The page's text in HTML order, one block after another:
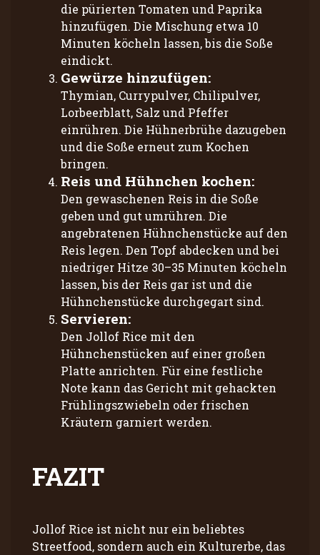
die pürierten Tomaten und Paprika
hinzufügen. Die Mischung etwa 10
Minuten köcheln lassen, bis die Soße
eindickt.
Gewürze hinzufügen:
Thymian, Currypulver, Chilipulver,
Lorbeerblatt, Salz und Pfeffer
einrühren. Die Hühnerbrühe dazugeben
und die Soße erneut zum Kochen
bringen.
Reis und Hühnchen kochen:
Den gewaschenen Reis in die Soße
geben und gut umrühren. Die
angebratenen Hühnchenstücke auf den
Reis legen. Den Topf abdecken und bei
niedriger Hitze 30–35 Minuten köcheln
lassen, bis der Reis gar ist und die
Hühnchenstücke durchgegart sind.
Servieren:
Den Jollof Rice mit den
Hühnchenstücken auf einer großen
Platte anrichten. Für eine festliche
Note kann das Gericht mit gehackten
Frühlingszwiebeln oder frischen
Kräutern garniert werden.
FAZIT
Jollof Rice ist nicht nur ein beliebtes
Streetfood, sondern auch ein Kulturerbe, das